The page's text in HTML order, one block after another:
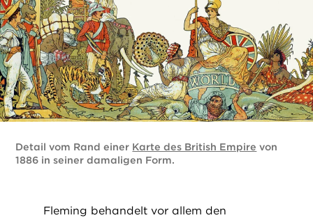
Detail vom Rand einer Karte des British Empire von
1886 in seiner damaligen Form.
Fleming behandelt vor allem den